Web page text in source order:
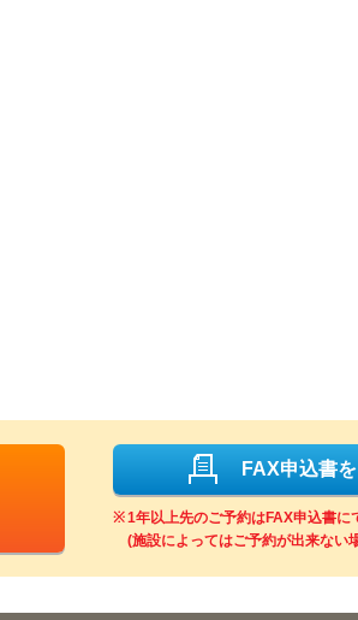
FAX申込書
1年以上先のご予約はFAX申込書に
(施設によってはご予約が出来ない